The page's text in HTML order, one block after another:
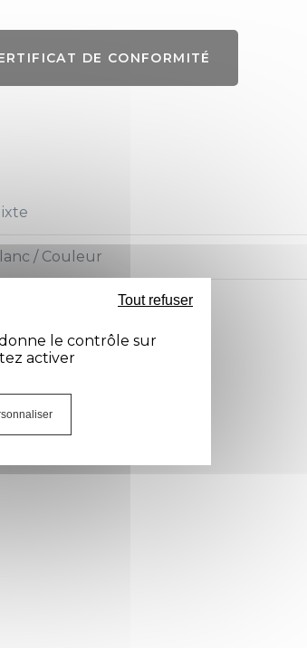
DE CONFORMITÉ
/ Couleur
le contrôle sur
activer
Tout refuser